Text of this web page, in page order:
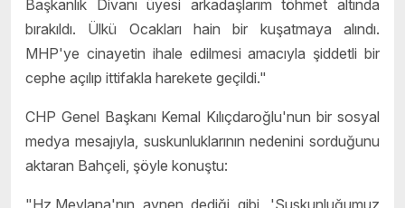
Başkanlık Divanı üyesi arkadaşlarım töhmet altında
bırakıldı. Ülkü Ocakları hain bir kuşatmaya alındı.
MHP'ye cinayetin ihale edilmesi amacıyla şiddetli bir
cephe açılıp ittifakla harekete geçildi."
CHP Genel Başkanı Kemal Kılıçdaroğlu'nun bir sosyal
medya mesajıyla, suskunluklarının nedenini sorduğunu
aktaran Bahçeli, şöyle konuştu:
"Hz.Mevlana'nın aynen dediği gibi, 'Suskunluğumuz